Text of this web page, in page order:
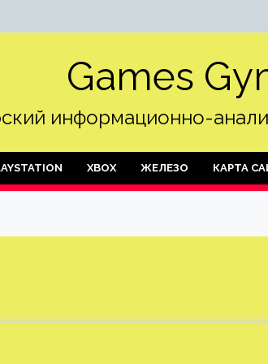
Games
информационно-
XBOX ЖЕЛЕЗО КАРТА